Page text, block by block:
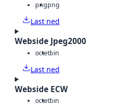
pngpng
Last ned
Webside Jpeg2000
octetbin
Last ned
Webside ECW
octetbin